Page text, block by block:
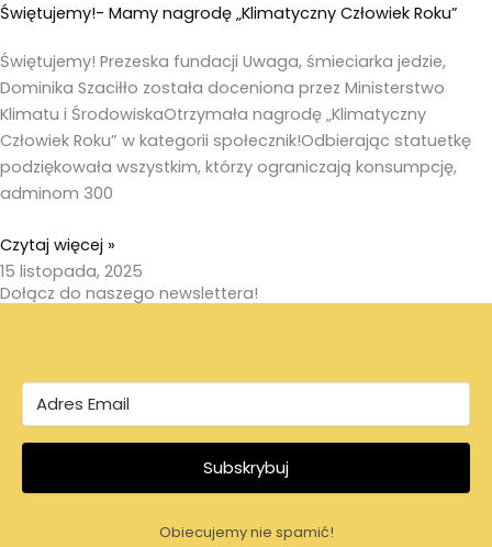
Świętujemy!- Mamy nagrodę „Klimatyczny Człowiek Roku”
Świętujemy! Prezeska fundacji Uwaga, śmieciarka jedzie,
Dominika Szaciłło została doceniona przez Ministerstwo
Klimatu i ŚrodowiskaOtrzymała nagrodę „Klimatyczny
Człowiek Roku” w kategorii społecznik!Odbierając statuetkę
podziękowała wszystkim, którzy ograniczają konsumpcję,
adminom 300
Czytaj więcej »
15 listopada, 2025
Dołącz do naszego newslettera!
Subskrybuj
Obiecujemy nie spamić!